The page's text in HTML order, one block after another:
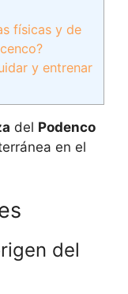
físicas y de
y entrenar
del Podenco
en el
del